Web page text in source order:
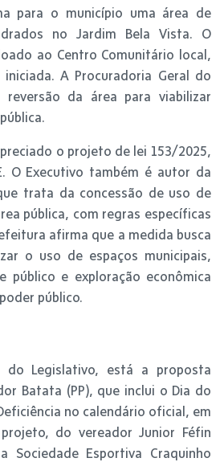
para o município uma área de
no Jardim Bela Vista. O
ao Centro Comunitário local,
A Procuradoria Geral do
reversão da área para viabilizar
o projeto de lei 153/2025,
O Executivo também é autor da
trata da concessão de uso de
pública, com regras específicas
afirma que a medida busca
o uso de espaços municipais,
público e exploração econômica
público.
do Legislativo, está a proposta
Batata (PP), que inclui o Dia do
no calendário oficial, em
do vereador Junior Féfin
Sociedade Esportiva Craquinho